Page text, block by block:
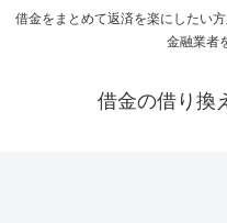
借金をまとめて返済を楽にしたい
金融業者
借金の借り換